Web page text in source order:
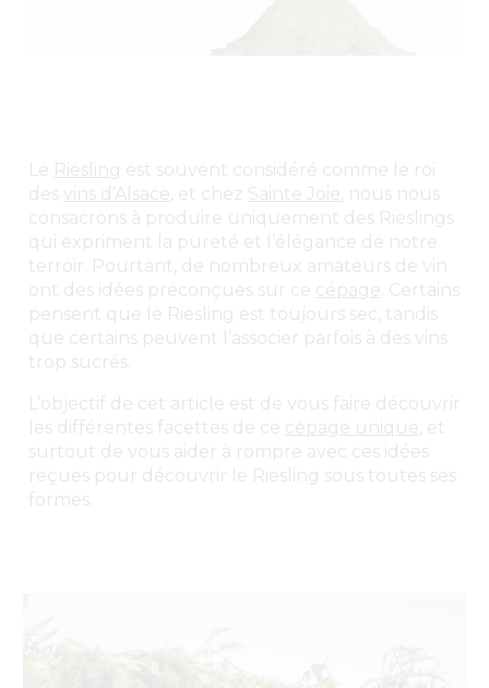
Le Riesling est souvent considéré comme le roi
des vins d’Alsace , et chez Sainte Joie , nous nous
consacrons à produire uniquement des Rieslings
qui expriment la pureté et l’élégance de notre
terroir. Pourtant, de nombreux amateurs de vin
ont des idées préconçues sur ce cépage . Certains
pensent que le Riesling est toujours sec, tandis
que certains peuvent l’associer parfois à des vins
trop sucrés.
L’objectif de cet article est de vous faire découvrir
les différentes facettes de ce cépage unique , et
surtout de vous aider à rompre avec ces idées
reçues pour découvrir le Riesling sous toutes ses
formes.